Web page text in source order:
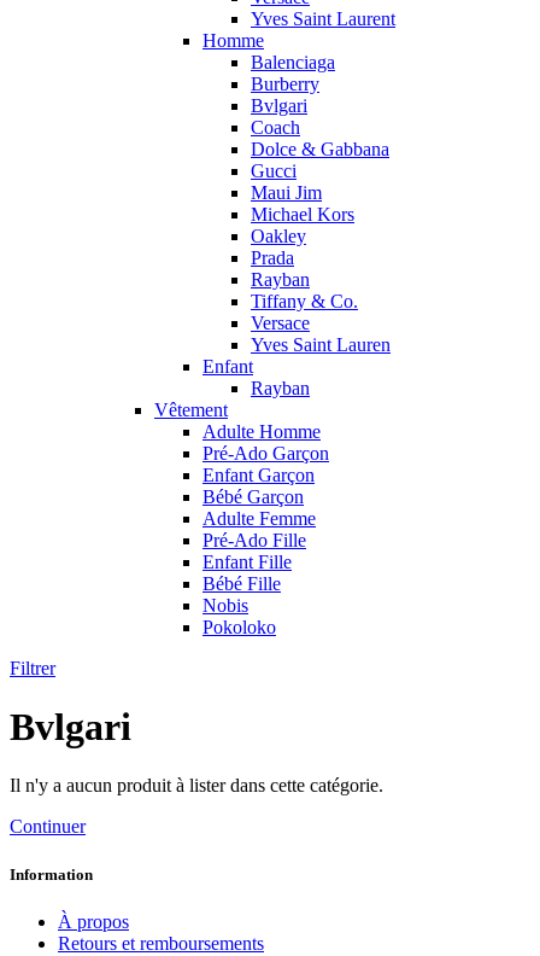
Yves Saint Laurent
Homme
Balenciaga
Burberry
Bvlgari
Coach
Dolce & Gabbana
Gucci
Maui Jim
Michael Kors
Oakley
Prada
Rayban
Tiffany & Co.
Versace
Yves Saint Lauren
Enfant
Rayban
Vêtement
Adulte Homme
Pré-Ado Garçon
Enfant Garçon
Bébé Garçon
Adulte Femme
Pré-Ado Fille
Enfant Fille
Bébé Fille
Nobis
Pokoloko
Filtrer
Bvlgari
Il n'y a aucun produit à lister dans cette catégorie.
Continuer
Information
À propos
Retours et remboursements